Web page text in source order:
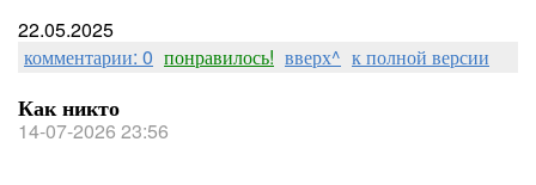
22.05.2025
комментарии: 0 понравилось! вверх^ к полной версии
Как никто
14-07-2026 23:56